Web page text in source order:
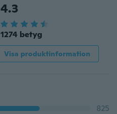
4.3
1274 betyg
Visa produktinformation
825